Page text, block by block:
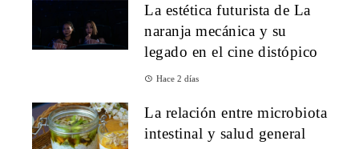
La estética futurista de La
naranja mecánica y su
legado en el cine distópico
Hace 2 días
La relación entre microbiota
intestinal y salud general